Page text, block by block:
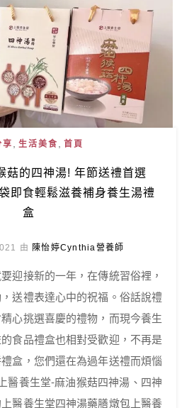
享 , 生活美食 , 首頁
菇的四神湯! 年節送禮首選
即食輕鬆滋養補身養生湯禮
盒
由 陳怡婷Cynthia營養師
迎接新的一年，在傳統習俗裡，
送禮表達心中的祝福。俗話說禮
心挑選喜慶的禮物，而現今養生
食品禮盒也相對受歡迎，不再是
盒，您們還在為過年送禮而煩惱
醫養生堂-麻油猴菇四神湯、四神
醫養生堂四神湯藥膳燉包上醫養